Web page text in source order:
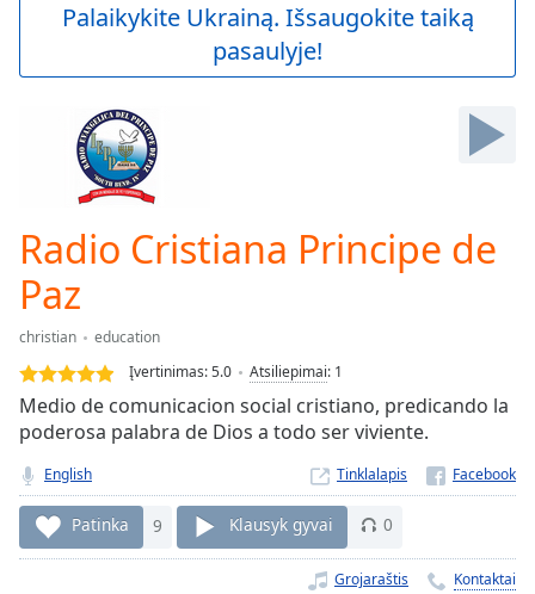
Skip
Duration
Loaded:
0.00%
TypeLIVE
Seek to
live,
currently
behind
live LIVE
Remaining
Time-
Palaikykite Ukrainą. Išsaugokite taiką
pasaulyje!
Radio Cristiana Principe de
Paz
christian
education
Įvertinimas:5.0 Atsiliepimai: 1
Medio de comunicacion social cristiano, predicando la
poderosa palabra de Dios a todo ser viviente.
English Tinklalapis
Patinka 9 Klausyk gyvai 0
Grojaraštis Kontaktai